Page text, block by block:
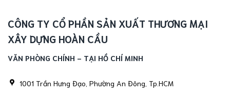
CÔNG TY CỔ PHẦN SẢN XUẤT THƯƠNG MẠI
XÂY DỰNG HOÀN CẦU
VĂN PHÒNG CHÍNH - TẠI HỒ CHÍ MINH
1001 Trần Hưng Đạo, Phường An Đông, Tp.HCM